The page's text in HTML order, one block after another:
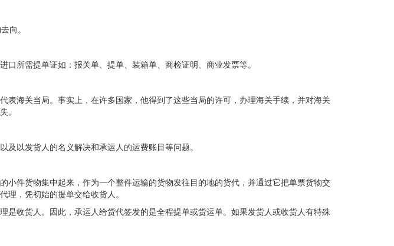
向。
所需提单证如：报关单、提单、装箱单、商检证明、商业发票等。
海关当局。事实上，在许多国家，他得到了这些当局的许可，办理海关手续，并对海关
。
以发货人的名义解决和承运人的运费账目等问题。
件货物集中起来，作为一个整件运输的货物发往目的地的货代，并通过它把单票货物交
，凭初始的提单交给收货人。
收货人。因此，承运人给货代签发的是全程提单或货运单。如果发货人或收货人有特殊